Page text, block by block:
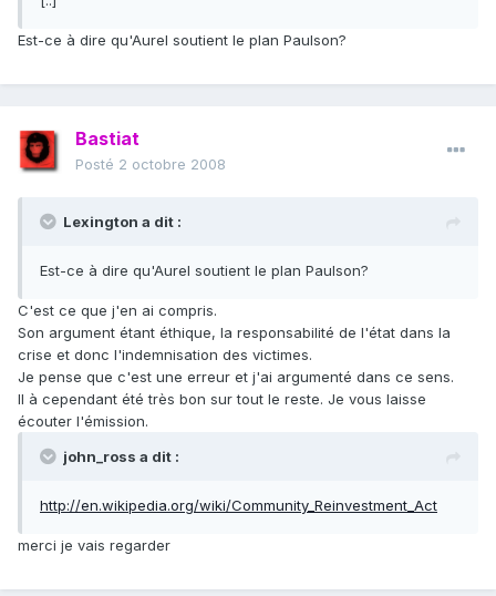
Est-ce à dire qu'Aurel soutient le plan Paulson?
Bastiat
Posté 2 octobre 2008
Lexington a dit :
Est-ce à dire qu'Aurel soutient le plan Paulson?
C'est ce que j'en ai compris.
Son argument étant éthique, la responsabilité de l'état dans la
crise et donc l'indemnisation des victimes.
Je pense que c'est une erreur et j'ai argumenté dans ce sens.
Il à cependant été très bon sur tout le reste. Je vous laisse
écouter l'émission.
john_ross a dit :
http://en.wikipedia.org/wiki/Community_Reinvestment_Act
merci je vais regarder